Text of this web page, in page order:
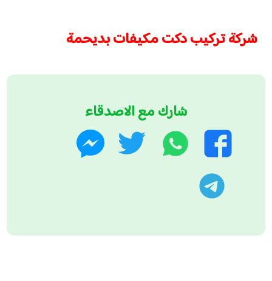
شركة تركيب دكت مكيفات بديحمة
شارك مع الاصدقاء
فيسبوك
واتساب تويتر